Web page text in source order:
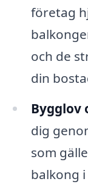
företag
och de
din
Bygglov
dig
som
balkong